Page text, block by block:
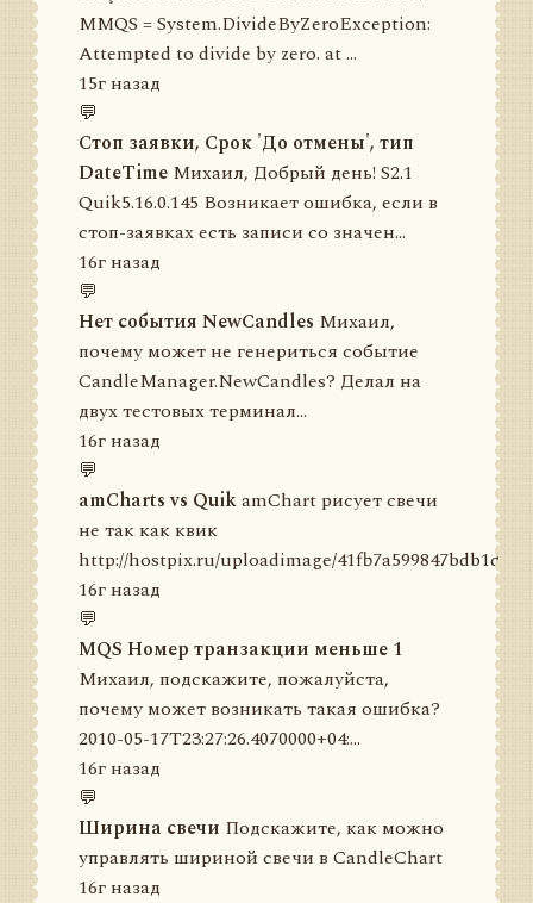
MMQS = System.DivideByZeroException:
Attempted to divide by zero. at ...
15г назад
💬
Стоп заявки, Срок 'До отмены', тип
DateTime Михаил, Добрый день! S2.1
Quik5.16.0.145 Возникает ошибка, если в
стоп-заявках есть записи со значен...
16г назад
💬
Нет события NewCandles Михаил,
почему может не генериться событие
СandleManager.NewCandles? Делал на
двух тестовых терминал...
16г назад
💬
amCharts vs QuikamChart рисует свечи
не так как квик
http://hostpix.ru/uploadimage/
16г назад
💬
MQS Номер транзакции меньше 1
Михаил, подскажите, пожалуйста,
почему может возникать такая ошибка?
2010-05-17T23:27:26.4070000+04:...
16г назад
💬
Ширина свечи Подскажите, как можно
управлять шириной свечи в CandleChart
16г назад